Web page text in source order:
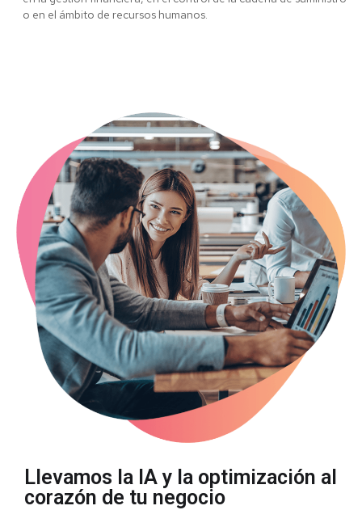
o en el ámbito de recursos humanos.
Llevamos la IA y la optimización al
corazón de tu negocio